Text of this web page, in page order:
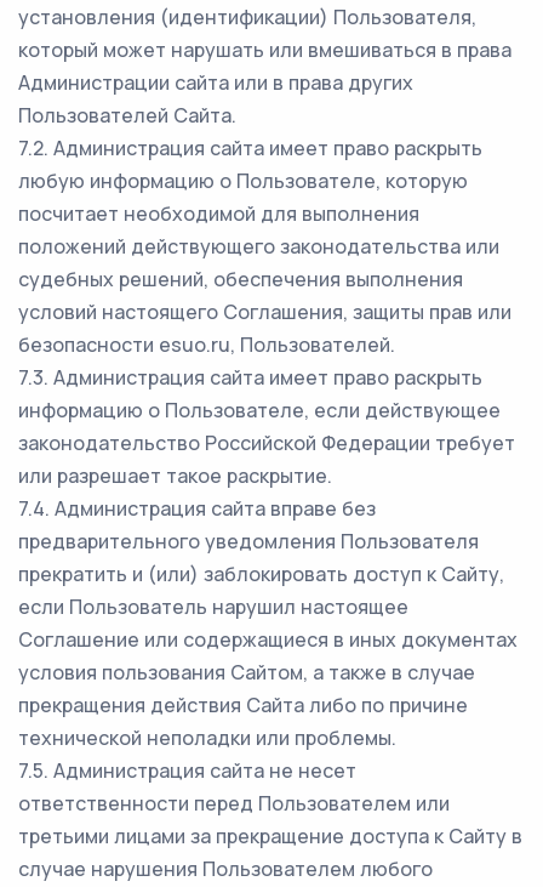
установления (идентификации) Пользователя,
который может нарушать или вмешиваться в права
Администрации сайта или в права других
Пользователей Сайта.
7.2. Администрация сайта имеет право раскрыть
любую информацию о Пользователе, которую
посчитает необходимой для выполнения
положений действующего законодательства или
судебных решений, обеспечения выполнения
условий настоящего Соглашения, защиты прав или
безопасности esuo.ru, Пользователей.
7.3. Администрация сайта имеет право раскрыть
информацию о Пользователе, если действующее
законодательство Российской Федерации требует
или разрешает такое раскрытие.
7.4. Администрация сайта вправе без
предварительного уведомления Пользователя
прекратить и (или) заблокировать доступ к Сайту,
если Пользователь нарушил настоящее
Соглашение или содержащиеся в иных документах
условия пользования Сайтом, а также в случае
прекращения действия Сайта либо по причине
технической неполадки или проблемы.
7.5. Администрация сайта не несет
ответственности перед Пользователем или
третьими лицами за прекращение доступа к Сайту в
случае нарушения Пользователем любого